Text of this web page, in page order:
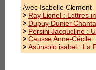
4.Contacts
1.Manuscrits
2.Confidentialité
Avec Isabelle Clement
> Ray Lionel : Lettres
> Dupuy-Dunier
> Persini Jacqueline :
> Causse Anne-Cécile
> Asúnsolo isabel : La